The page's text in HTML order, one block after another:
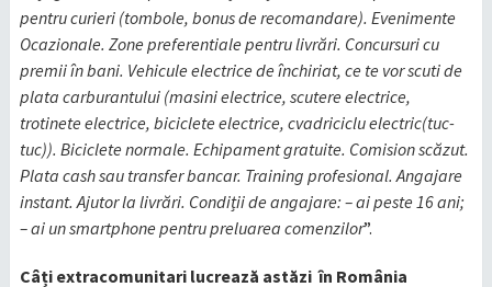
pentru curieri (tombole, bonus de recomandare). Evenimente
Ocazionale. Zone preferentiale pentru livrări. Concursuri cu
premii în bani. Vehicule electrice de închiriat, ce te vor scuti de
plata carburantului (masini electrice, scutere electrice,
trotinete electrice, biciclete electrice, cvadriciclu electric(tuc-
tuc)). Biciclete normale. Echipament gratuite. Comision scăzut.
Plata cash sau transfer bancar. Training profesional. Angajare
instant. Ajutor la livrări. Condiții de angajare: – ai peste 16 ani;
– ai un smartphone pentru preluarea comenzilor”.
Câți extracomunitari lucrează astăzi în România